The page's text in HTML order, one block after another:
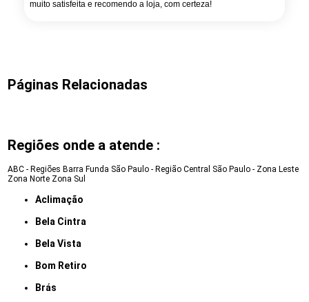
muito satisfeita e recomendo a loja, com certeza!
Páginas Relacionadas
Regiões onde a atende :
ABC - Regiões Barra Funda São Paulo - Região Central São Paulo - Zona Leste
Zona Norte Zona Sul
Aclimação
Bela Cintra
Bela Vista
Bom Retiro
Brás